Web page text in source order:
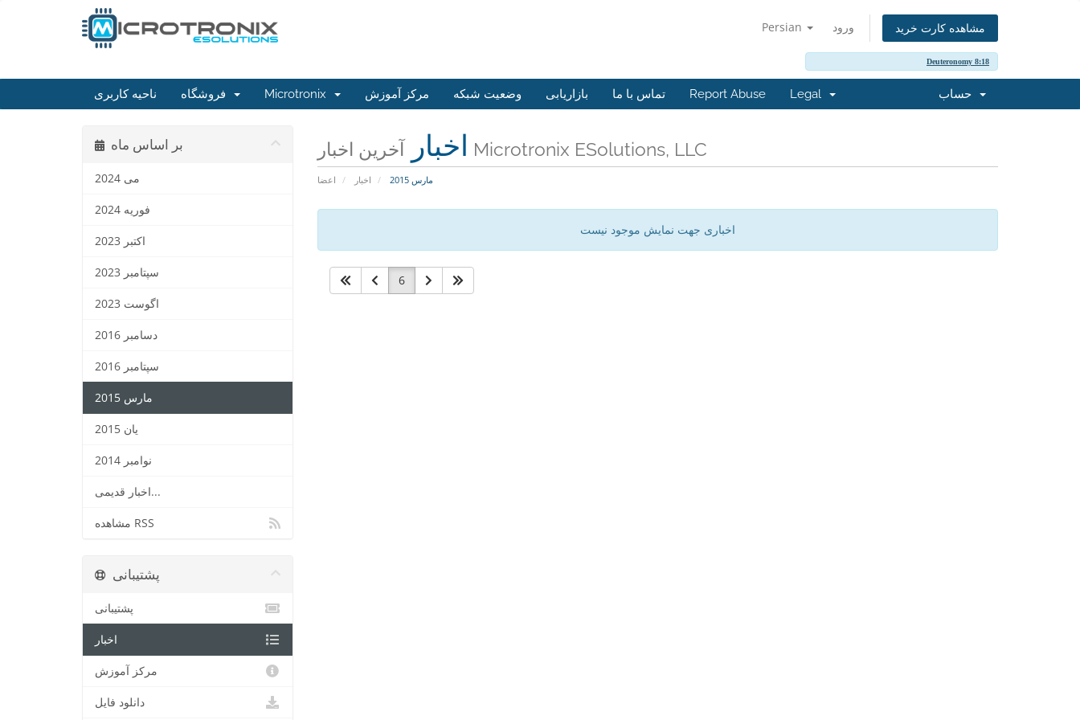
Persian ورود مشاهده کارت خرید
Deuteronomy 8:18
ناحیه کاربری Microtronix مرکز آموزش وضعیت شبکه بازاریابی تماس با ما Report Abuse Legal
اخبار آخرین اخبار Microtronix ESolutions, LLC
اعضا اخبار مارس 2015
بر اساس ماه
می 2024
فوریه 2024
اکتبر 2023
سپتامبر 2023
اگوست 2023
دسامبر 2016
سپتامبر 2016
مارس 2015
یان 2015
نوامبر 2014
اخبار قدیمی...
مشاهده RSS
اخباری جهت نمایش موجود نیست
6
پشتیبانی
پشتیبانی
اخبار
مرکز آموزش
دانلود فایل